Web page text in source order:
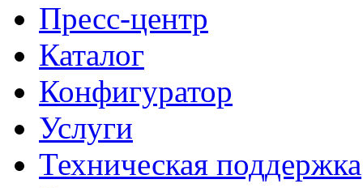
Пресс-центр
Каталог
Конфигуратор
Услуги
Техническая поддержка